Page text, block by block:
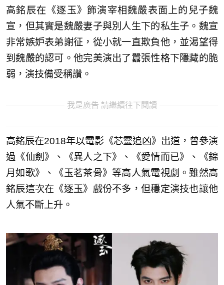
高銘辰在《逐玉》飾演宰相魏嚴表面上的兒子魏
宣，但其實是魏嚴妻子與別人生下的私生子。魏宣
非常嫉妒表弟謝征，從小就一直欺負他，並渴望得
到魏嚴的認可。他完美演出了囂張性格下隱藏的脆
弱，演技備受稱讚。
我是廣告 請繼續往下閱讀
高銘辰在2018年以電影《芯靈追凶》出道，曾參演
過《仙劍》、《異人之下》、《愛情而已》、《錦
月如歌》、《玉茗茶骨》等高人氣電視劇。雖然高
銘辰這次在《逐玉》戲份不多，但穩定演技也讓他
人氣不斷上升。